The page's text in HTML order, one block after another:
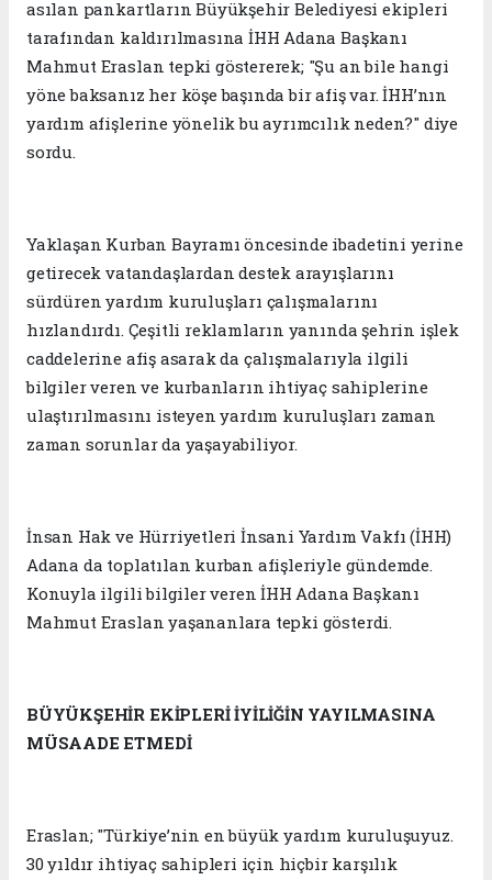
asılan pankartların Büyükşehir Belediyesi ekipleri
tarafından kaldırılmasına İHH Adana Başkanı
Mahmut Eraslan tepki göstererek; "Şu an bile hangi
yöne baksanız her köşe başında bir afiş var. İHH’nın
yardım afişlerine yönelik bu ayrımcılık neden?" diye
sordu.
Yaklaşan Kurban Bayramı öncesinde ibadetini yerine
getirecek vatandaşlardan destek arayışlarını
sürdüren yardım kuruluşları çalışmalarını
hızlandırdı. Çeşitli reklamların yanında şehrin işlek
caddelerine afiş asarak da çalışmalarıyla ilgili
bilgiler veren ve kurbanların ihtiyaç sahiplerine
ulaştırılmasını isteyen yardım kuruluşları zaman
zaman sorunlar da yaşayabiliyor.
İnsan Hak ve Hürriyetleri İnsani Yardım Vakfı (İHH)
Adana da toplatılan kurban afişleriyle gündemde.
Konuyla ilgili bilgiler veren İHH Adana Başkanı
Mahmut Eraslan yaşananlara tepki gösterdi.
BÜYÜKŞEHİR EKİPLERİ İYİLİĞİN YAYILMASINA
MÜSAADE ETMEDİ
Eraslan; "Türkiye’nin en büyük yardım kuruluşuyuz.
30 yıldır ihtiyaç sahipleri için hiçbir karşılık